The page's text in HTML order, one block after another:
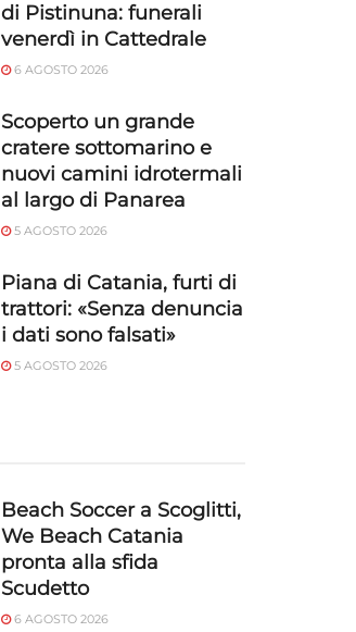
di Pistinuna: funerali
venerdì in Cattedrale
6 AGOSTO 2026
Scoperto un grande
cratere sottomarino e
nuovi camini idrotermali
al largo di Panarea
5 AGOSTO 2026
Piana di Catania, furti di
trattori: «Senza denuncia
i dati sono falsati»
5 AGOSTO 2026
Beach Soccer a Scoglitti,
We Beach Catania
pronta alla sfida
Scudetto
6 AGOSTO 2026